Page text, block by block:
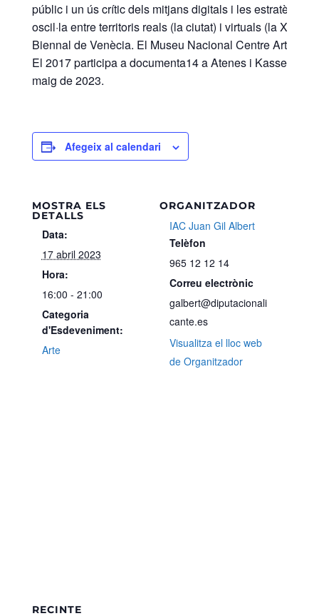
públic i un ús crític dels mitjans digitals i les estratègies
oscil·la entre territoris reals (la ciutat) i virtuals (la
Biennal de Venècia. El Museu Nacional Centre Art
El 2017 participa adocumenta14a Atenes i Kassel. El
maig de 2023.
Afegeix al calendari
MOSTRA ELS
DETALLS
Data:
17 abril 2023
Hora:
16:00 - 21:00
Categoria
d'Esdeveniment:
Arte
ORGANITZADOR
IAC Juan Gil Albert
Telèfon
965 12 12 14
Correu electrònic
galbert@diputacionali
cante.es
Visualitza el lloc web
de Organitzador
RECINTE